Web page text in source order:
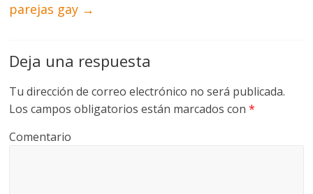
parejas gay →
Deja una respuesta
Tu dirección de correo electrónico no será publicada.
Los campos obligatorios están marcados con*
Comentario